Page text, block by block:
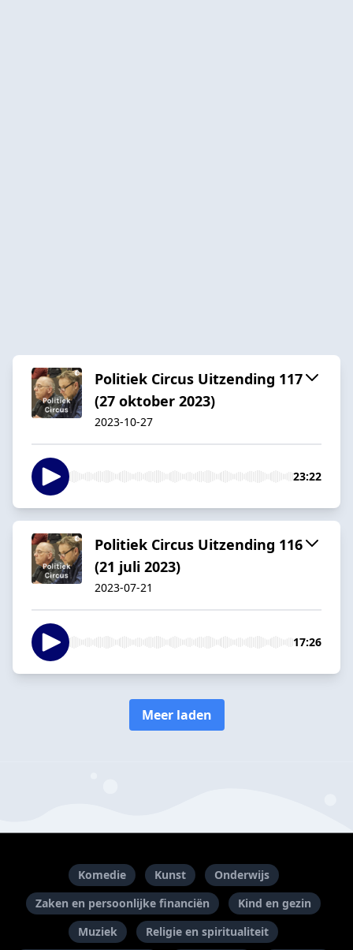
Politiek Circus Uitzending 117
(27 oktober 2023)
2023-10-27
23:22
Politiek Circus Uitzending 116
(21 juli 2023)
2023-07-21
17:26
Meer laden
Komedie Kunst
Onderwijs
Zaken en persoonlijke financiën
Kind en gezin
Muziek
Religie en spiritualiteit